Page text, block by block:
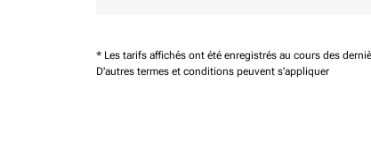
* Les tarifs affichés ont été enregistrés au cours des
D'autres termes et conditions peuvent s'appliquer